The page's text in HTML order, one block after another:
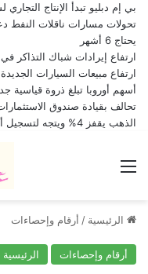
بي إم دبليو تبدأ الإنتاج التجاري
تحولات مسارات ناقلات النفط
يحتاج 6 أشهر
ارتفاع إيرادات شباك التذاكر
ارتفاع مبيعات السيارات
أسهم أوروبا تبلغ ذروة قياسية
تحالف بقيادة صندوق
الذهب يقفز 4% ويتجه لتسجيل أكبر مكاسب يومية منذ فبراير
الرئيسية / أرقام وإحصاءات
أرقام وإحصاءات الرئيسية